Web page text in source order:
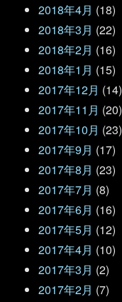
2018年4月 (18)
2018年3月 (22)
2018年2月 (16)
2018年1月 (15)
2017年12月 (14)
2017年11月 (20)
2017年10月 (23)
2017年9月 (17)
2017年8月 (23)
2017年7月 (8)
2017年6月 (16)
2017年5月 (12)
2017年4月 (10)
2017年3月 (2)
2017年2月 (7)